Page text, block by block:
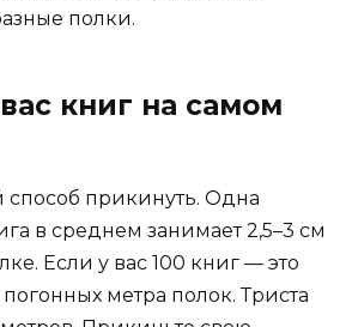
полки.
книг на самом
способ прикинуть. Одна
в среднем занимает 2,5–3 см
Если у вас 100 книг — это
метра полок. Триста